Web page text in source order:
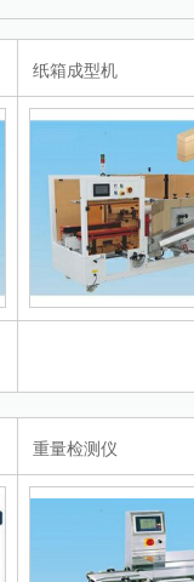
纸箱成型机
重量检测仪